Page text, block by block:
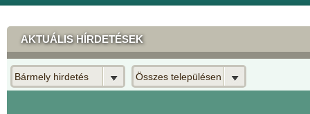
AKTUÁLIS HÍRDETÉSEK
Bármely hirdetés Összes településen